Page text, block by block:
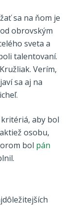
sa na ňom je
obrovským
sveta a
talentovaní.
Verím,
sa aj na
aby bol
osobu,
bol pán